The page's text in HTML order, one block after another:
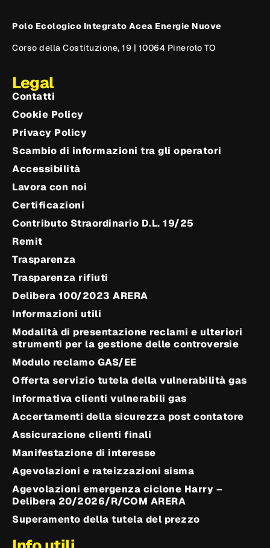
Polo Ecologico Integrato Acea Energie Nuove
Corso della Costituzione, 19 | 10064 Pinerolo TO
Legal
Contatti
Cookie Policy
Privacy Policy
Scambio di informazioni tra gli operatori
Accessibilità
Lavora con noi
Certificazioni
Contributo Straordinario D.L. 19/25
Remit
Trasparenza
Trasparenza rifiuti
Delibera 100/2023 ARERA
Informazioni utili
Modalità di presentazione reclami e ulteriori
strumenti per la gestione delle controversie
Modulo reclamo GAS/EE
Offerta servizio tutela della vulnerabilità gas
Informativa clienti vulnerabili gas
Accertamenti della sicurezza post contatore
Assicurazione clienti finali
Manifestazione di interesse
Agevolazioni e rateizzazioni sisma
Agevolazioni emergenza ciclone Harry –
Delibera 20/2026/R/COM ARERA
Superamento della tutela del prezzo